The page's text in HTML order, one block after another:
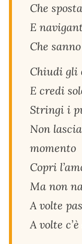
Che
E
Che
Chiudi gli
E credi
Stringi i
Non
momento
Copri
Ma non
A volte
A volte